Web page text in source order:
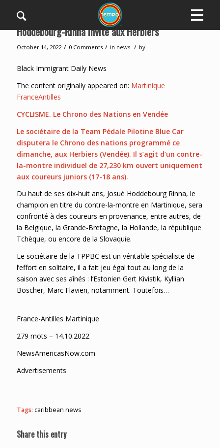
Hoddebourg-Rinna invité aux Herbiers
October 14, 2022 / 0 Comments / in news / by
Black Immigrant Daily News
The content originally appeared on: Martinique
FranceAntilles
CYCLISME. Le Chrono des Nations en Vendée
Le sociétaire de la Team Pédale Pilotine Blue Car
disputera le Chrono des nations programmé ce
dimanche, aux Herbiers (Vendée). Il s’agit d’un contre-
la-montre individuel de 27,230 km ouvert uniquement
aux coureurs juniors (17-18 ans).
Du haut de ses dix-huit ans, Josué Hoddebourg Rinna, le
champion en titre du contre-la-montre en Martinique, sera
confronté à des coureurs en provenance, entre autres, de
la Belgique, la Grande-Bretagne, la Hollande, la république
Tchèque, ou encore de la Slovaquie.
Le sociétaire de la TPPBC est un véritable spécialiste de
l’effort en solitaire, il a fait jeu égal tout au long de la
saison avec ses aînés : l’Estonien Gert Kivistik, Kyllian
Boscher, Marc Flavien, notamment. Toutefois…
France-Antilles Martinique
279 mots – 14.10.2022
NewsAmericasNow.com
Advertisements
Tags: caribbean news
Share this entry